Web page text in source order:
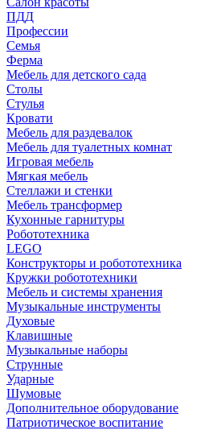
ПДД
Профессии
Семья
Ферма
Мебель для детского сада
Столы
Cтулья
Кровати
Мебель для раздевалок
Мебель для туалетных комнат
Игровая мебель
Мягкая мебель
Стеллажи и стенки
Мебель трансформер
Кухонные гарнитуры
Робототехника
LEGO
Конструкторы и робототехника
Кружки робототехники
Мебель и системы хранения
Музыкальные инструменты
Духовые
Клавишные
Музыкальные наборы
Струнные
Ударные
Шумовые
Дополнительное оборудование
Патриотическое воспитание